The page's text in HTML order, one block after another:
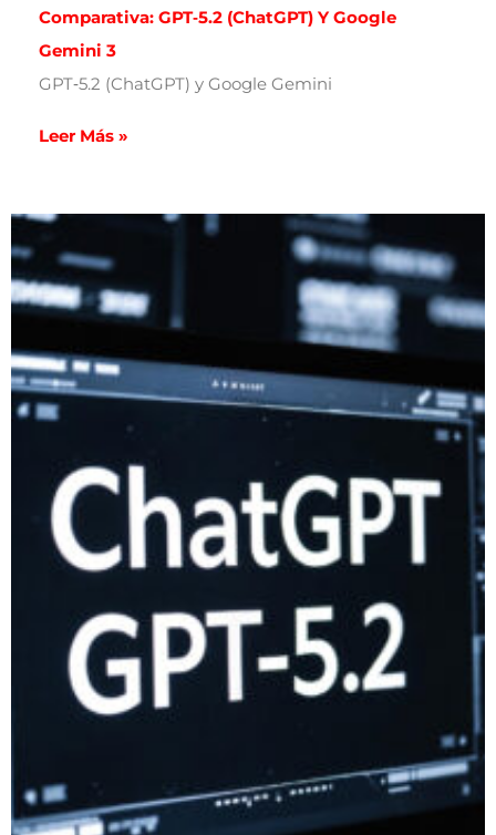
Comparativa: GPT‑5.2 (ChatGPT) Y Google
Gemini 3
GPT‑5.2 (ChatGPT) y Google Gemini
Leer Más »